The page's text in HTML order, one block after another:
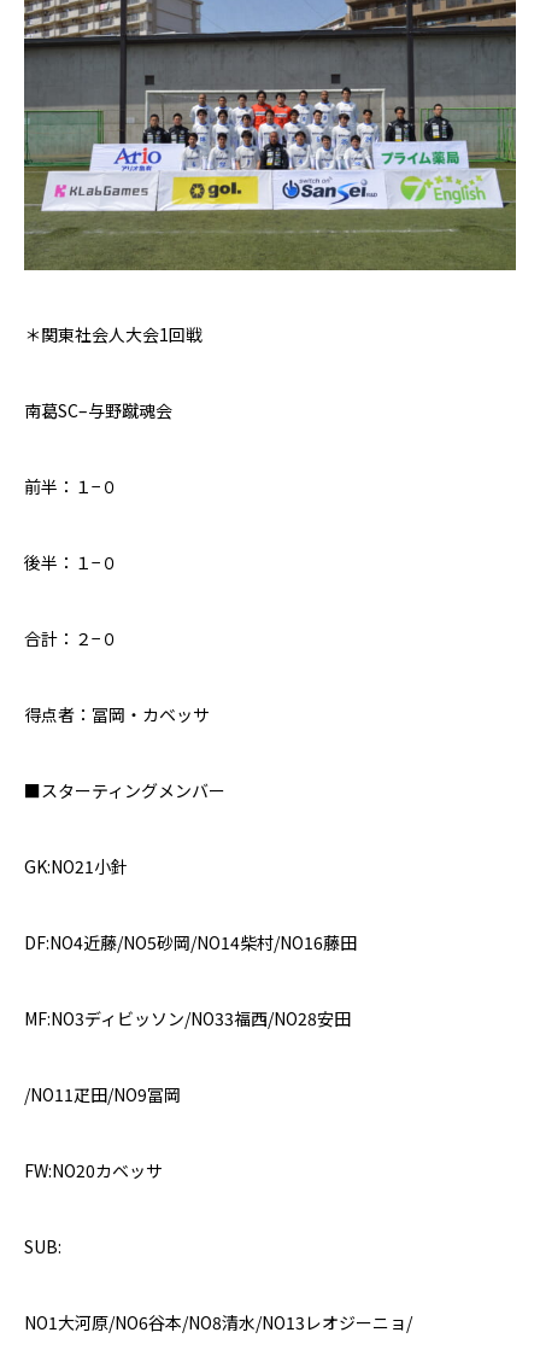
＊関東社会人大会1回戦
南葛SC–与野蹴魂会
前半：１− ０
後半：１−０
合計： ２−０
得点者：冨岡・カベッサ
■スターティングメンバー
GK:NO21小針
DF:NO4近藤/NO5砂岡/NO14柴村/NO16藤田
MF:NO3ディビッソン/NO33福西/NO28安田
/NO11疋田/NO9冨岡
FW:NO20カベッサ
SUB:
NO1大河原/NO6谷本/NO8清水/NO13 レオジーニョ/